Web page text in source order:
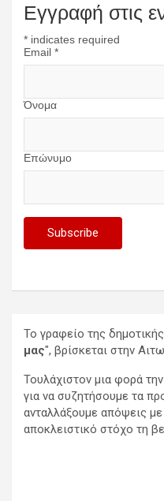
Εγγραφή στις
* indicates required
Email *
Όνομα
Επώνυμο
Το γραφείο της
μας", βρίσκεται στην
Τουλάχιστον μια φορά
για να συζητήσουμε τα
ανταλλάξουμε απόψεις
αποκλειστικό στόχο τη